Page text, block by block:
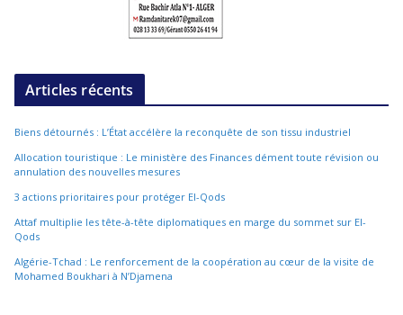
Articles récents
Biens détournés : L’État accélère la reconquête de son tissu industriel
Allocation touristique : Le ministère des Finances dément toute révision ou
annulation des nouvelles mesures
3 actions prioritaires pour protéger El-Qods
Attaf multiplie les tête-à-tête diplomatiques en marge du sommet sur El-
Qods
Algérie-Tchad : Le renforcement de la coopération au cœur de la visite de
Mohamed Boukhari à N’Djamena